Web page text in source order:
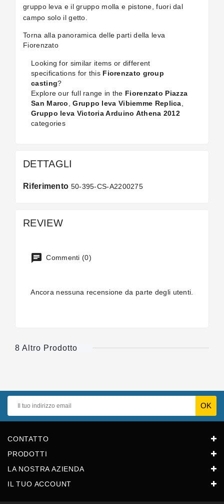
gruppo leva e il gruppo molla e pistone, fuori dal
campo solo il getto.
Torna alla panoramica delle parti della leva
Fiorenzato
Looking for similar items or different
specifications for this Fiorenzato group
casting?
Explore our full range in the Fiorenzato Piazza
San Marco
,Gruppo leva Vibiemme Replica
Gruppo leva Victoria Arduino Athena 2012
categories
DETTAGLI
Riferimento 50-395-CS-A2200275
REVIEW
Commenti (0)
Ancora nessuna recensione da parte degli utenti.
8 Altro Prodotto
CONTATTO
PRODOTTI
LA NOSTRA AZIENDA
IL TUO ACCOUNT